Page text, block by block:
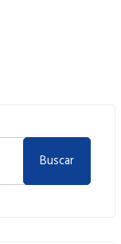
Buscar